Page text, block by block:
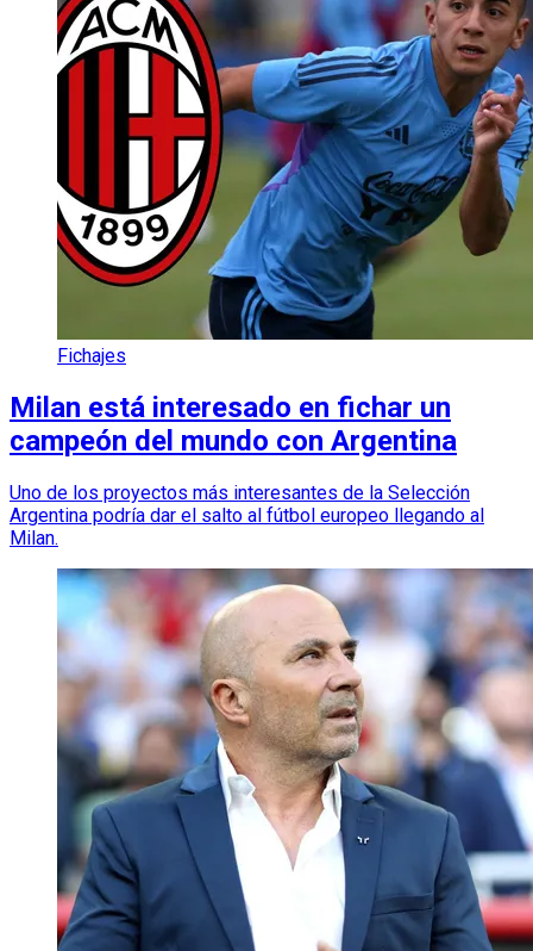
Fichajes
Milan está interesado en fichar un
campeón del mundo con Argentina
Uno de los proyectos más interesantes de la Selección
Argentina podría dar el salto al fútbol europeo llegando al
Milan.